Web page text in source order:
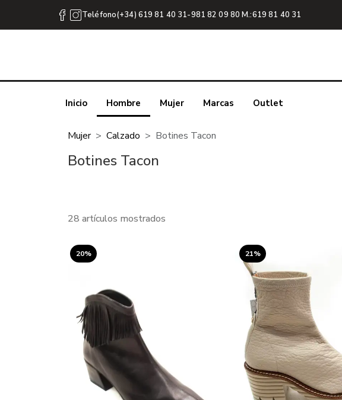
Teléfono(+34) 619 81 40 31-981 82 09 80 M.:619 81 40 31
Inicio Hombre Mujer Marcas Outlet
Mujer Calzado Botines Tacon
Botines Tacon
28 artículos mostrados
20% 21%